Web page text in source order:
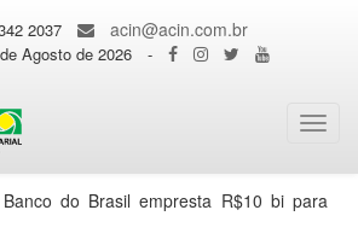
2037 acin@acin.com.br
Agosto de 2026 -
Banco do Brasil empresta R$10 bi para